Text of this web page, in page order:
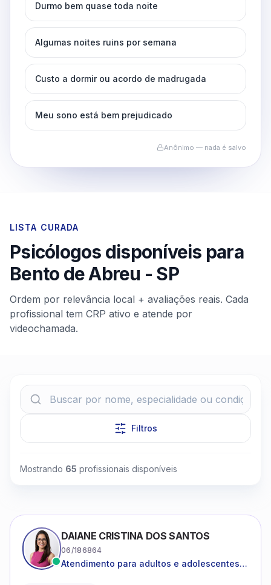
Durmo bem quase toda noite
Algumas noites ruins por semana
Custo a dormir ou acordo de madrugada
Meu sono está bem prejudicado
Anônimo — nada é salvo
LISTA CURADA
Psicólogos disponíveis para
Bento de Abreu - SP
Ordem por relevância local + avaliações reais. Cada
profissional tem CRP ativo e atende por
videochamada.
Filtros
Mostrando 65 profissionais disponíveis
DAIANE CRISTINA DOS SANTOS
06/186864
Atendimento para adultos e adolescentes a